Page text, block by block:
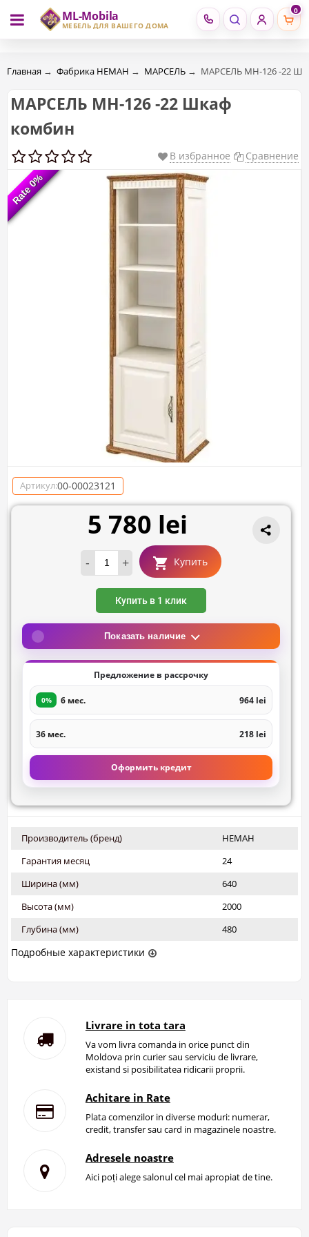
ML-Mobila
МЕБЕЛЬ ДЛЯ ВАШЕГО ДОМА
0
RU RO
Главная → Фабрика НЕМАН → МАРСЕЛЬ → МАРСЕЛЬ МН-126 -22
МАРСЕЛЬ МН-126 -22 Шкаф
комбин
В избранное Сравнение
Rate 0%
Rate 0%
Артикул:00-00023121
5 780 lei
- + Купить
Купить в 1 клик
Показать наличие
Предложение в рассрочку
0% 6 мес. 964 lei
36 мес. 218 lei
Оформить кредит
Производитель (бренд)
НЕМАН
Гарантия месяц
24
Ширина (мм)
640
Высота (мм)
2000
Глубина (мм)
480
Подробные характеристики
Livrare in tota tara
Va vom livra comanda in orice punct din
Moldova prin curier sau serviciu de livrare,
existand si posibilitatea ridicarii proprii.
Achitare in Rate
Plata comenzilor in diverse moduri: numerar,
credit, transfer sau card in magazinele noastre.
Adresele noastre
Aici poți alege salonul cel mai apropiat de tine.